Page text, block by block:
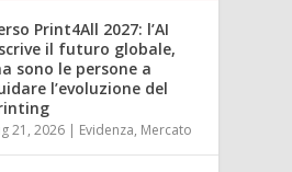
Print4All 2027: l’AI
il futuro globale,
sono le persone a
l’evoluzione del
21, 2026 | Evidenza, Mercato